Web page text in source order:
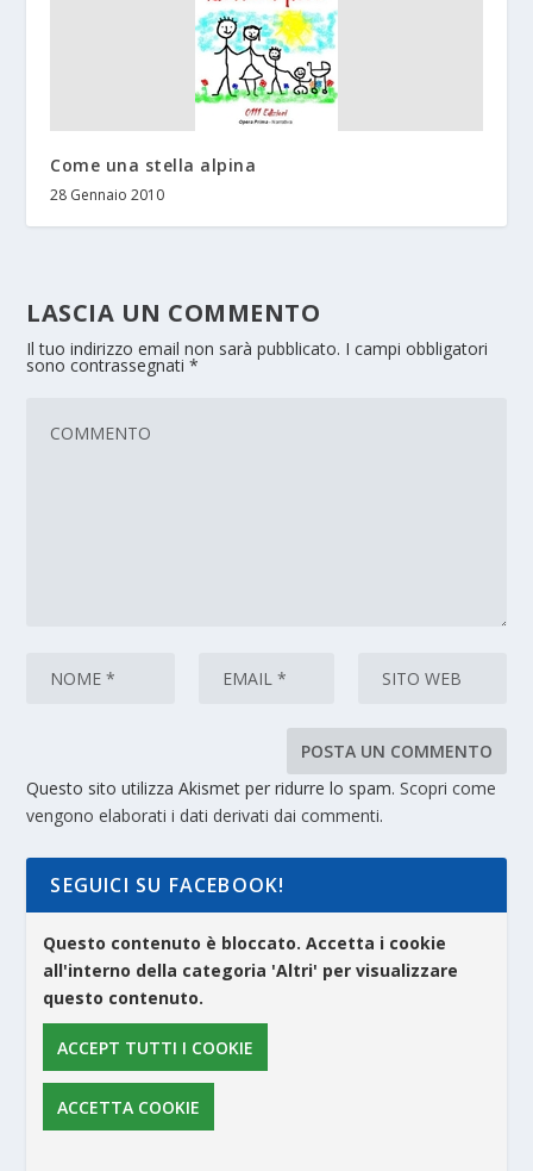
Come una stella alpina
28 Gennaio 2010
LASCIA UN COMMENTO
Il tuo indirizzo email non sarà pubblicato. I campi obbligatori
sono contrassegnati*
Questo sito utilizza Akismet per ridurre lo spam.Scopri come
vengono elaborati i dati derivati dai commenti.
SEGUICI SU FACEBOOK!
Questo contenuto è bloccato. Accetta i cookie
all'interno della categoria 'Altri' per visualizzare
questo contenuto.
ACCEPT TUTTI I COOKIE
ACCETTA COOKIE